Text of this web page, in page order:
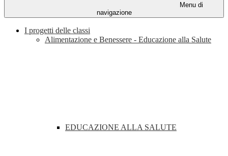
Menu di
navigazione
I progetti delle classi
Alimentazione e Benessere - Educazione alla Salute
EDUCAZIONE ALLA SALUTE